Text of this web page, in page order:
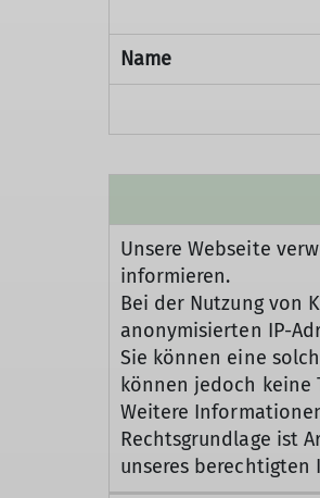
Name
Unsere Webseite
informieren.
Bei der Nutzung von
anonymisierten IP-
Sie können eine
können jedoch keine
Weitere
Rechtsgrundlage ist
unseres berechtigten